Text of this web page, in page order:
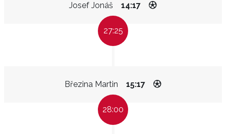
Josef Jonáš 14:17
27:25
Březina Martin 15:17
28:00